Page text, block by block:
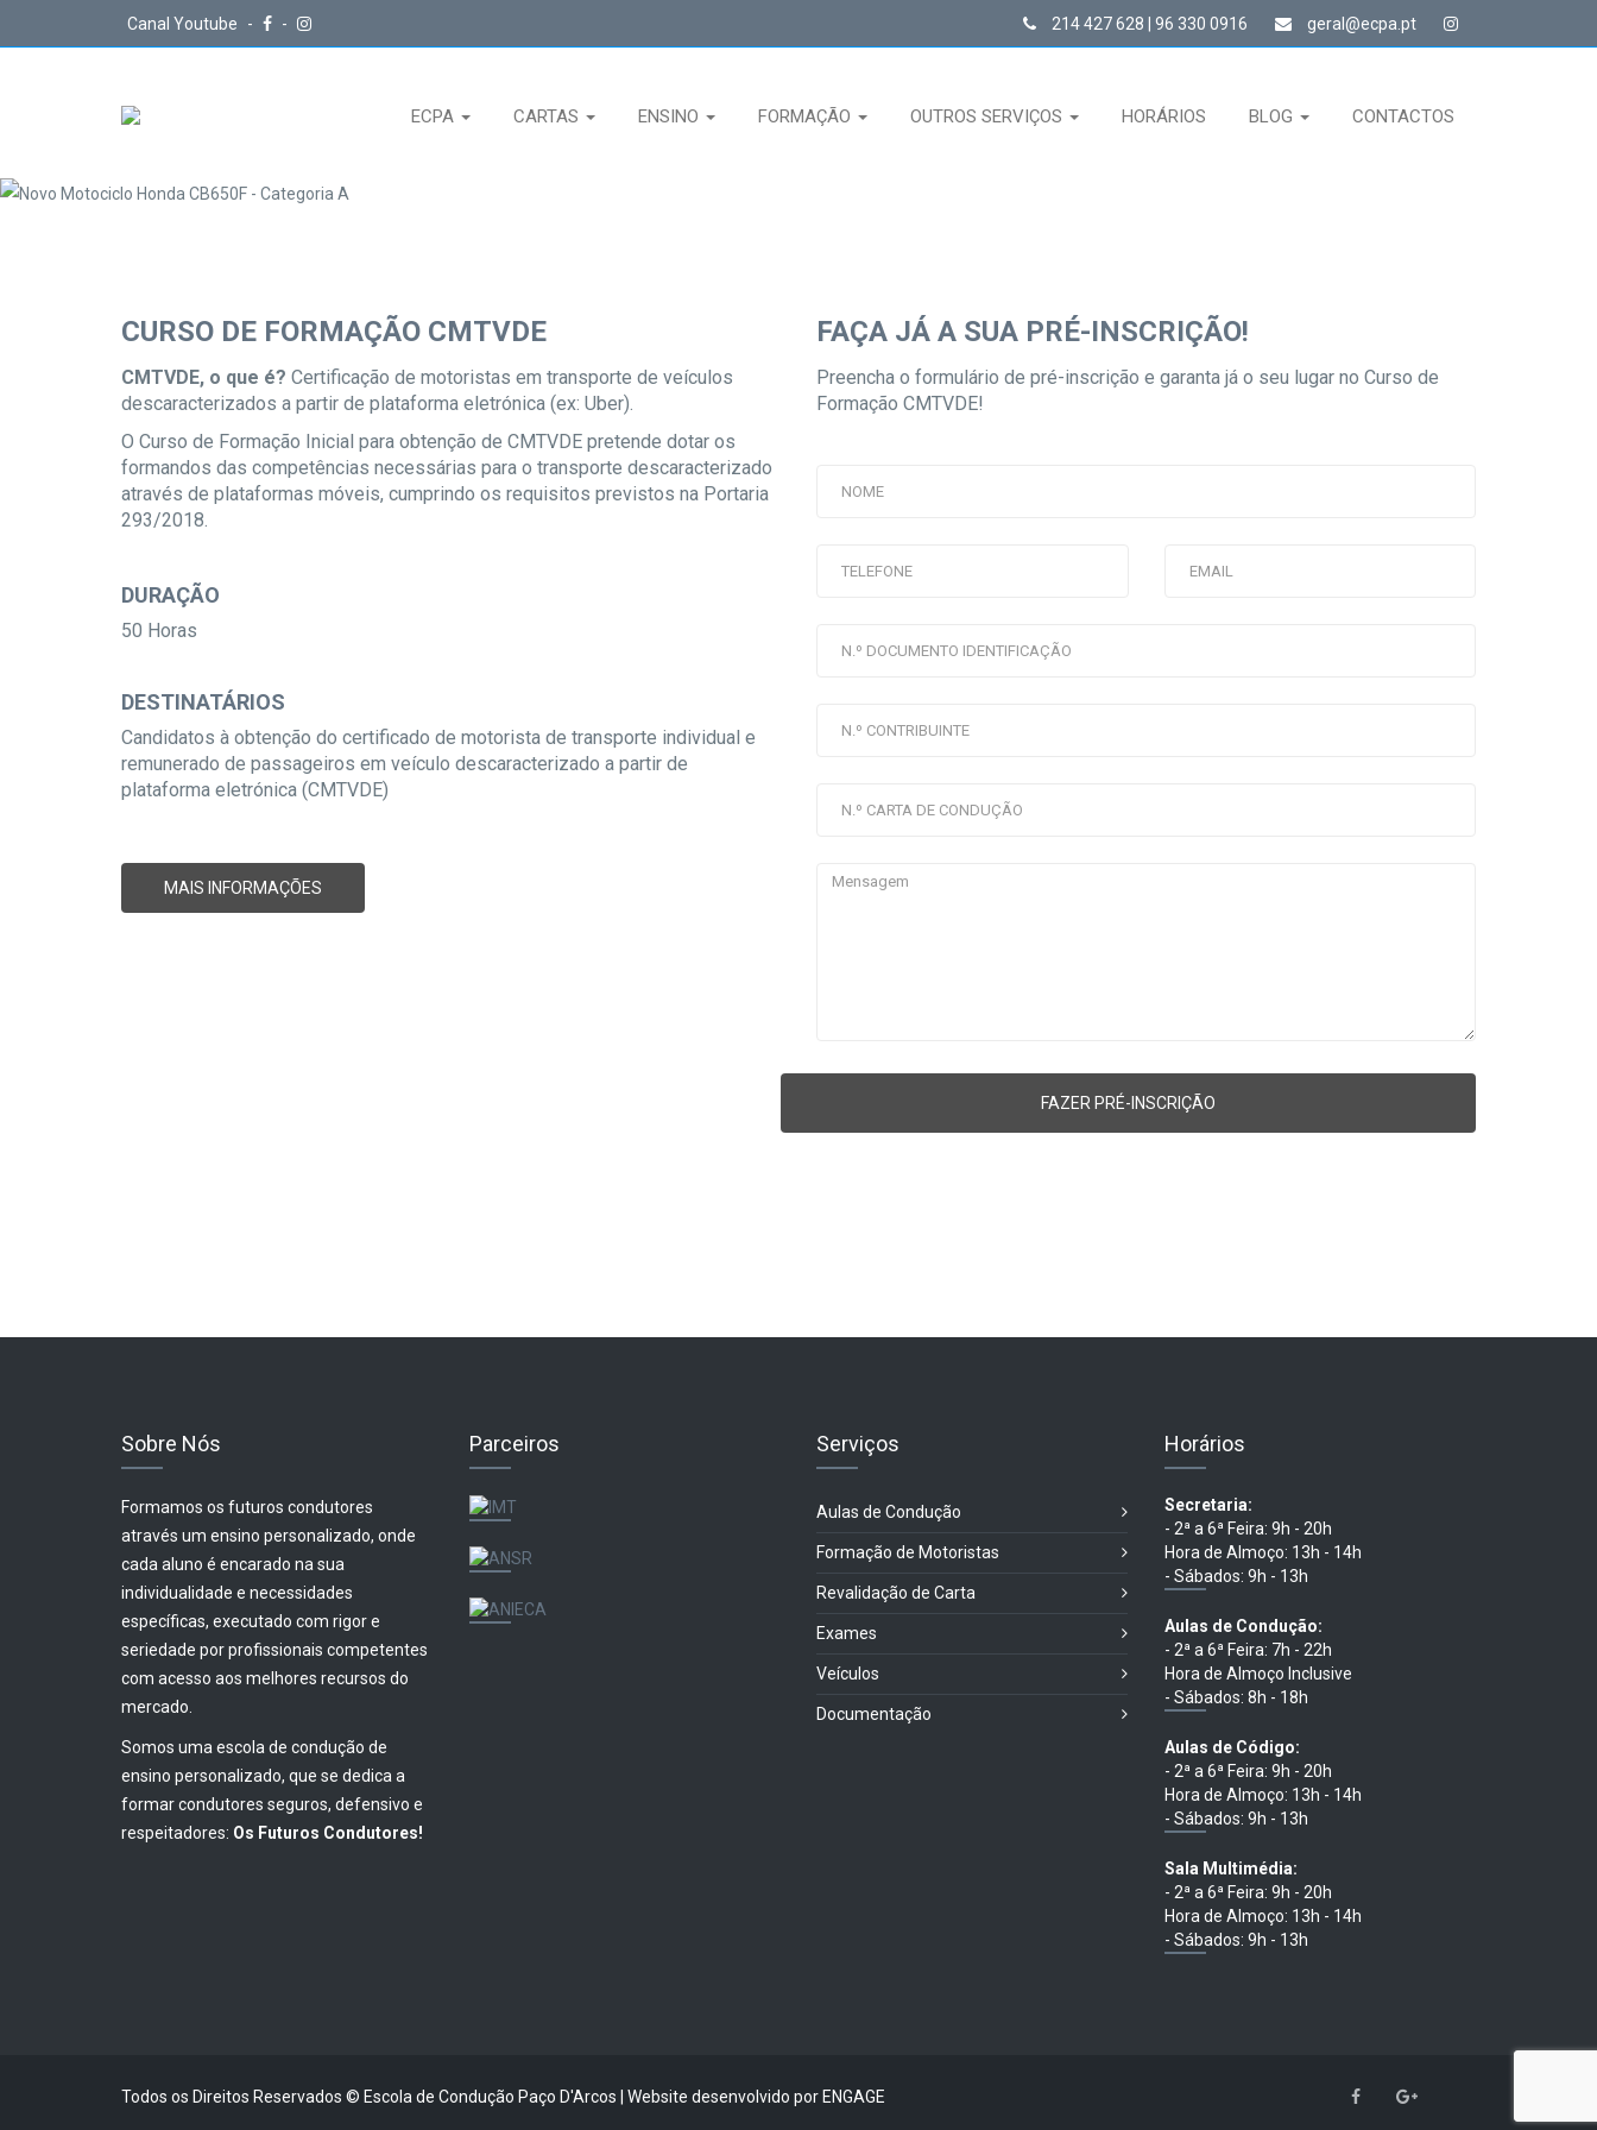
Canal Youtube - - 214 427 628 | 96 330 0916 geral@ecpa.pt
ECPA CARTAS ENSINO FORMAÇÃO OUTROS SERVIÇOS HORÁRIOS BLOG CONTACTOS
CURSO DE FORMAÇÃO CMTVDE
CMTVDE, o que é? Certificação de motoristas em transporte de veículos
descaracterizados a partir de plataforma eletrónica (ex: Uber).
O Curso de Formação Inicial para obtenção de CMTVDE pretende dotar os
formandos das competências necessárias para o transporte descaracterizado
através de plataformas móveis, cumprindo os requisitos previstos na Portaria
293/2018.
DURAÇÃO
50 Horas
DESTINATÁRIOS
Candidatos à obtenção do certificado de motorista de transporte individual e
remunerado de passageiros em veículo descaracterizado a partir de
plataforma eletrónica (CMTVDE)
MAIS INFORMAÇÕES
FAÇA JÁ A SUA PRÉ-INSCRIÇÃO!
Preencha o formulário de pré-inscrição e garanta já o seu lugar no Curso de
Formação CMTVDE!
Sobre Nós
Formamos os futuros condutores
através um ensino personalizado, onde
cada aluno é encarado na sua
individualidade e necessidades
específicas, executado com rigor e
seriedade por profissionais competentes
com acesso aos melhores recursos do
mercado.
Somos uma escola de condução de
ensino personalizado, que se dedica a
formar condutores seguros, defensivo e
respeitadores: Os Futuros Condutores!
Parceiros Serviços
Aulas de Condução
Formação de Motoristas
Revalidação de Carta
Exames
Veículos
Documentação
Horários
Secretaria:
- 2ª a 6ª Feira: 9h - 20h
Hora de Almoço: 13h - 14h
- Sábados: 9h - 13h
Aulas de Condução:
- 2ª a 6ª Feira: 7h - 22h
Hora de Almoço Inclusive
- Sábados: 8h - 18h
Aulas de Código:
- 2ª a 6ª Feira: 9h - 20h
Hora de Almoço: 13h - 14h
- Sábados: 9h - 13h
Sala Multimédia:
- 2ª a 6ª Feira: 9h - 20h
Hora de Almoço: 13h - 14h
- Sábados: 9h - 13h
Todos os Direitos Reservados © Escola de Condução Paço D'Arcos | Website desenvolvido por ENGAGE